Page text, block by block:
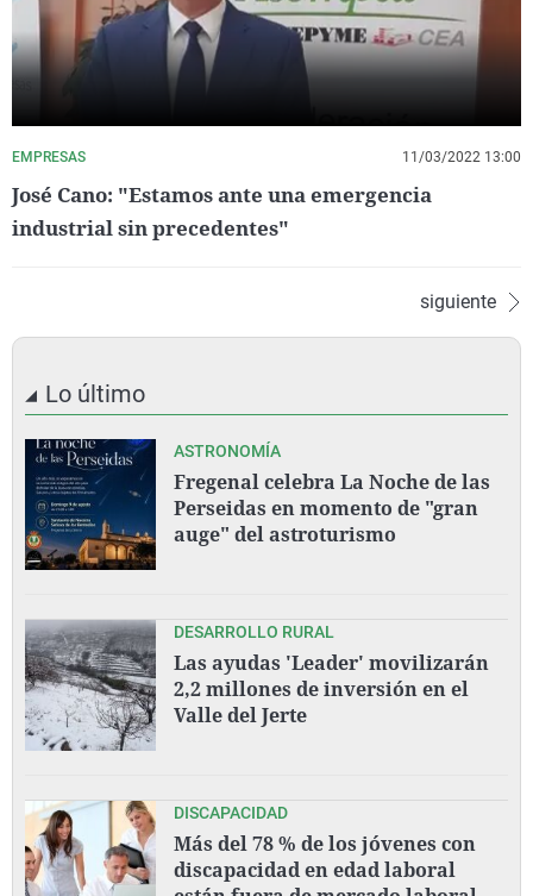
EMPRESAS 11/03/2022 13:00
José Cano: "Estamos ante una emergencia
industrial sin precedentes"
siguiente
Lo último
ASTRONOMÍA
Fregenal celebra La Noche de las
Perseidas en momento de "gran
auge" del astroturismo
DESARROLLO RURAL
Las ayudas 'Leader' movilizarán
2,2 millones de inversión en el
Valle del Jerte
DISCAPACIDAD
Más del 78 % de los jóvenes con
discapacidad en edad laboral